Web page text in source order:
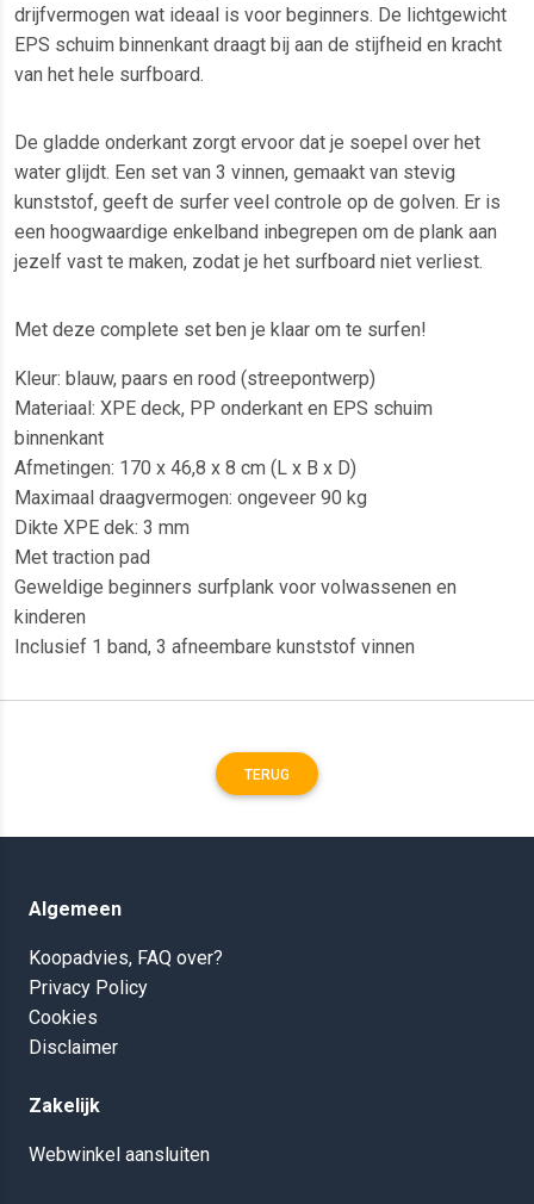
drijfvermogen wat ideaal is voor beginners. De lichtgewicht
EPS schuim binnenkant draagt bij aan de stijfheid en kracht
van het hele surfboard.
De gladde onderkant zorgt ervoor dat je soepel over het
water glijdt. Een set van 3 vinnen, gemaakt van stevig
kunststof, geeft de surfer veel controle op de golven. Er is
een hoogwaardige enkelband inbegrepen om de plank aan
jezelf vast te maken, zodat je het surfboard niet verliest.
Met deze complete set ben je klaar om te surfen!
Kleur: blauw, paars en rood (streepontwerp)
Materiaal: XPE deck, PP onderkant en EPS schuim
binnenkant
Afmetingen: 170 x 46,8 x 8 cm (L x B x D)
Maximaal draagvermogen: ongeveer 90 kg
Dikte XPE dek: 3 mm
Met traction pad
Geweldige beginners surfplank voor volwassenen en
kinderen
Inclusief 1 band, 3 afneembare kunststof vinnen
TERUG
Algemeen
Koopadvies, FAQ over?
Privacy Policy
Cookies
Disclaimer
Zakelijk
Webwinkel aansluiten